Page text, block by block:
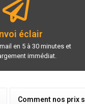
éclair
en 5 à 30 minutes et
immédiat.
Comment nos prix